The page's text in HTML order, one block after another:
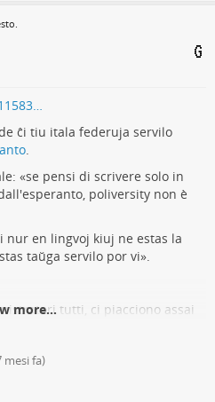
: la aŭtoritatema teknologia
kaj privatigita ol ĉiuj antaŭaj (…)
ĉi tiu itala federuja servilo
.
«se pensi di scrivere solo in
poliversity non è
nur en lingvoj kiuj ne estas la
taŭga servilo por vi».
tutti, ci piacciono assai
more...
mesi fa)